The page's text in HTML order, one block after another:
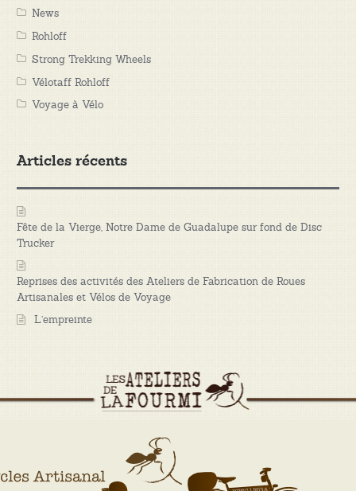
News
Rohloff
Strong Trekking Wheels
Vélotaff Rohloff
Voyage à Vélo
Articles récents
Fête de la Vierge, Notre Dame de Guadalupe sur fond de Disc
Trucker
Reprises des activités des Ateliers de Fabrication de Roues
Artisanales et Vélos de Voyage
L’empreinte